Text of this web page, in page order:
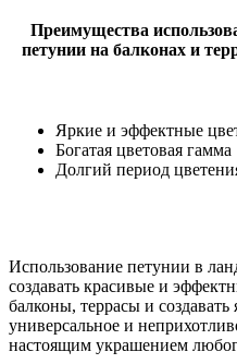
Преимущества
петунии на балконах и
Яркие и эффектные
Богатая цветовая гамма
Долгий период
Использование петунии в
создавать красивые и
балконы, террасы и
универсальное и
настоящим украшением